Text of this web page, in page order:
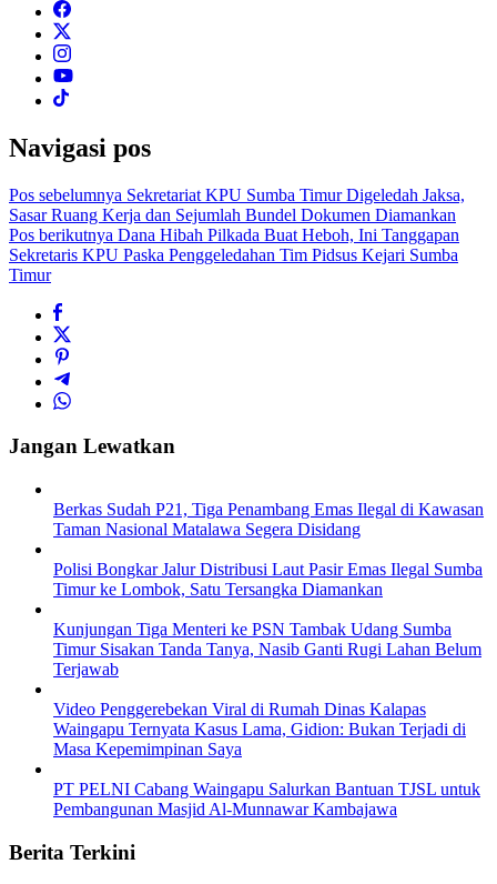
Navigasi pos
Pos sebelumnya Sekretariat KPU Sumba Timur Digeledah Jaksa,
Sasar Ruang Kerja dan Sejumlah Bundel Dokumen Diamankan
Pos berikutnya Dana Hibah Pilkada Buat Heboh, Ini Tanggapan
Sekretaris KPU Paska Penggeledahan Tim Pidsus Kejari Sumba
Timur
Jangan Lewatkan
Berkas Sudah P21, Tiga Penambang Emas Ilegal di Kawasan
Taman Nasional Matalawa Segera Disidang
Polisi Bongkar Jalur Distribusi Laut Pasir Emas Ilegal Sumba
Timur ke Lombok, Satu Tersangka Diamankan
Kunjungan Tiga Menteri ke PSN Tambak Udang Sumba
Timur Sisakan Tanda Tanya, Nasib Ganti Rugi Lahan Belum
Terjawab
Video Penggerebekan Viral di Rumah Dinas Kalapas
Waingapu Ternyata Kasus Lama, Gidion: Bukan Terjadi di
Masa Kepemimpinan Saya
PT PELNI Cabang Waingapu Salurkan Bantuan TJSL untuk
Pembangunan Masjid Al-Munnawar Kambajawa
Berita Terkini